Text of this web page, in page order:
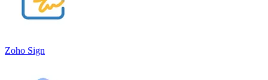
Zoho Sign